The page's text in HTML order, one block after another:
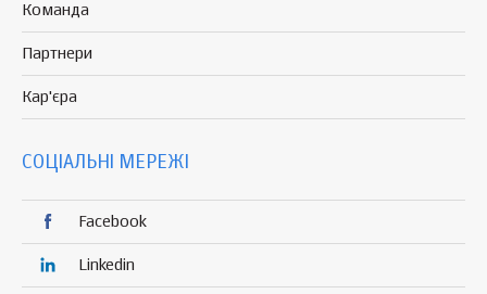
Команда
Партнери
Кар'єра
СОЦІАЛЬНІ МЕРЕЖІ
Facebook
Linkedin